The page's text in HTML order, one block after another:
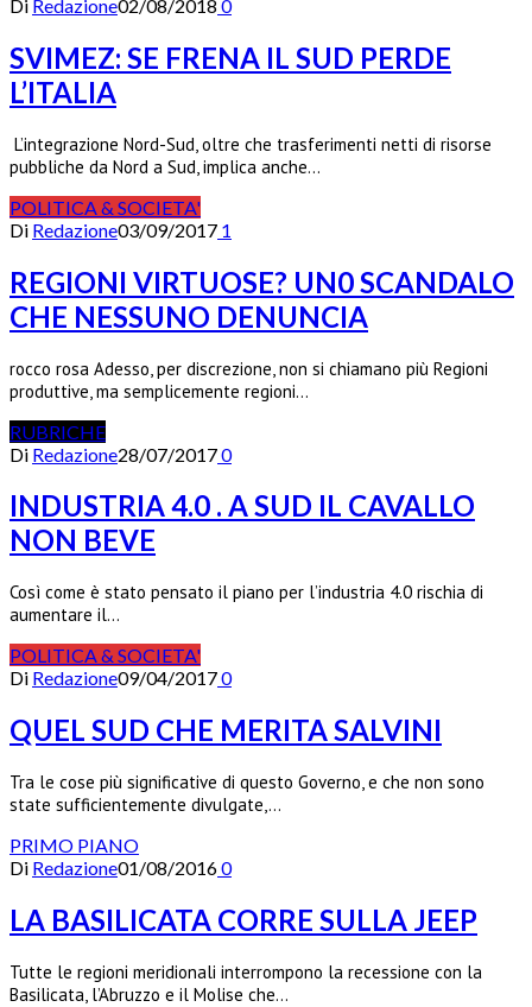
Di Redazione02/08/2018 0
SVIMEZ: SE FRENA IL SUD PERDE
L’ITALIA
L’integrazione Nord-Sud, oltre che trasferimenti netti di risorse
pubbliche da Nord a Sud, implica anche…
POLITICA & SOCIETA'
Di Redazione03/09/2017 1
REGIONI VIRTUOSE? UN0 SCANDALO
CHE NESSUNO DENUNCIA
rocco rosa Adesso, per discrezione, non si chiamano più Regioni
produttive, ma semplicemente regioni…
RUBRICHE
Di Redazione28/07/20170
INDUSTRIA 4.0 . A SUD IL CAVALLO
NON BEVE
Così come è stato pensato il piano per l’industria 4.0 rischia di
aumentare il…
POLITICA & SOCIETA'
Di Redazione09/04/20170
QUEL SUD CHE MERITA SALVINI
Tra le cose più significative di questo Governo, e che non sono
state sufficientemente divulgate,…
PRIMO PIANO
Di Redazione01/08/20160
LA BASILICATA CORRE SULLA JEEP
Tutte le regioni meridionali interrompono la recessione con la
Basilicata, l’Abruzzo e il Molise che…